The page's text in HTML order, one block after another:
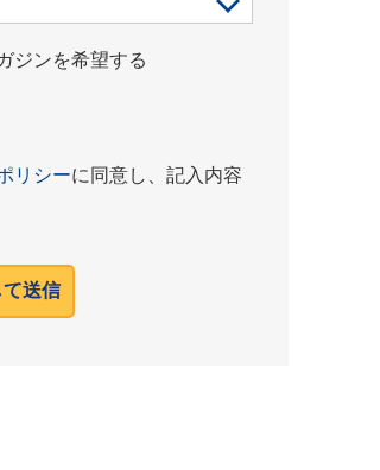
ジンを希望する
リシーに同意し、記入内容
て送信